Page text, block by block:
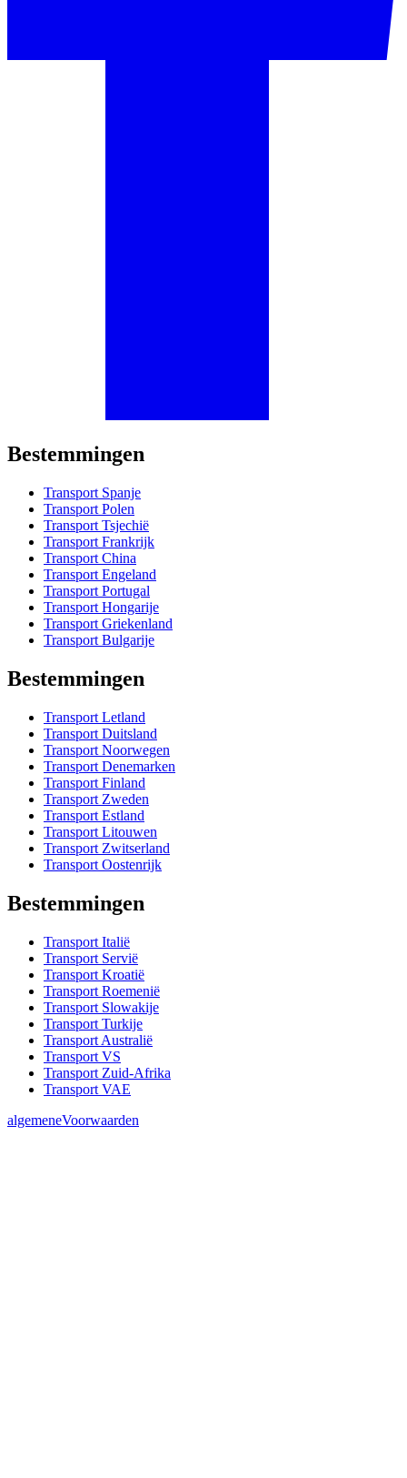
Bestemmingen
Transport Spanje
Transport Polen
Transport Tsjechië
Transport Frankrijk
Transport China
Transport Engeland
Transport Portugal
Transport Hongarije
Transport Griekenland
Transport Bulgarije
Bestemmingen
Transport Letland
Transport Duitsland
Transport Noorwegen
Transport Denemarken
Transport Finland
Transport Zweden
Transport Estland
Transport Litouwen
Transport Zwitserland
Transport Oostenrijk
Bestemmingen
Transport Italië
Transport Servië
Transport Kroatië
Transport Roemenië
Transport Slowakije
Transport Turkije
Transport Australië
Transport VS
Transport Zuid-Afrika
Transport VAE
algemeneVoorwaarden